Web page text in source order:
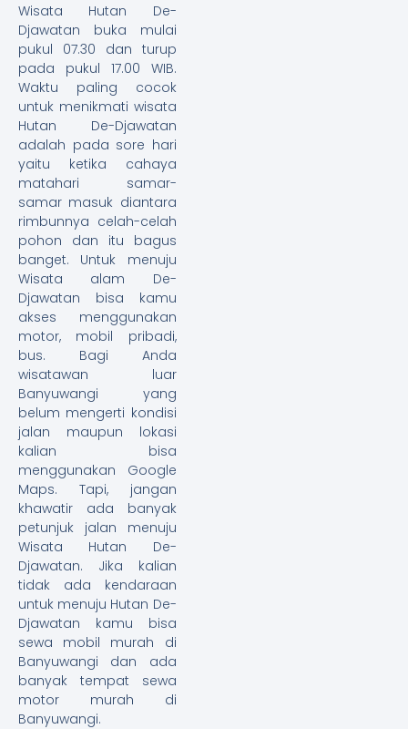
Wisata Hutan De-
Djawatan buka mulai
pukul 07.30 dan turup
pada pukul 17.00 WIB.
Waktu paling cocok
untuk menikmati wisata
Hutan De-Djawatan
adalah pada sore hari
yaitu ketika cahaya
matahari samar-
samar masuk diantara
rimbunnya celah-celah
pohon dan itu bagus
banget. Untuk menuju
Wisata alam De-
Djawatan bisa kamu
akses menggunakan
motor, mobil pribadi,
bus. Bagi Anda
wisatawan luar
Banyuwangi yang
belum mengerti kondisi
jalan maupun lokasi
kalian bisa
menggunakan Google
Maps. Tapi, jangan
khawatir ada banyak
petunjuk jalan menuju
Wisata Hutan De-
Djawatan. Jika kalian
tidak ada kendaraan
untuk menuju Hutan De-
Djawatan kamu bisa
sewa mobil murah di
Banyuwangi dan ada
banyak tempat sewa
motor murah di
Banyuwangi.